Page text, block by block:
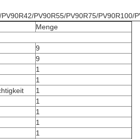
PV90R55/PV90R75/PV90R100/
Menge
9
9
1
1
1
1
1
1
1